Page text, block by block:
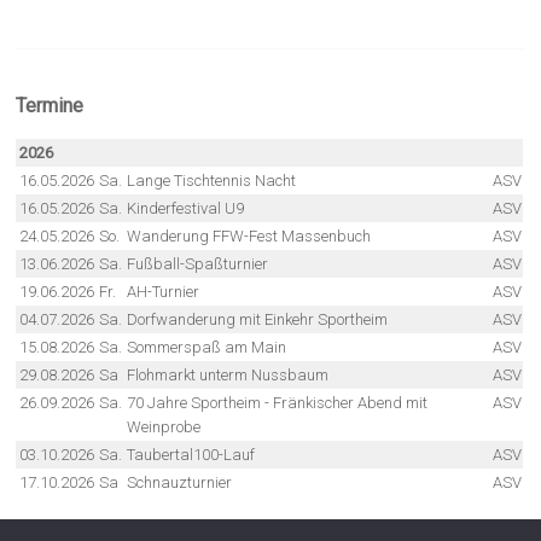
Termine
2026
16.05.2026 Sa. Lange Tischtennis Nacht
ASV
16.05.2026 Sa. Kinderfestival U9
ASV
24.05.2026 So. Wanderung FFW-Fest Massenbuch
ASV
13.06.2026 Sa. Fußball-Spaßturnier
ASV
19.06.2026 Fr. AH-Turnier
ASV
04.07.2026 Sa. Dorfwanderung mit Einkehr Sportheim
ASV
15.08.2026 Sa. Sommerspaß am Main
ASV
29.08.2026 Sa Flohmarkt unterm Nussbaum
ASV
26.09.2026 Sa. 70 Jahre Sportheim - Fränkischer Abend mit
Weinprobe
ASV
03.10.2026 Sa. Taubertal100-Lauf
ASV
17.10.2026 Sa Schnauzturnier ASV